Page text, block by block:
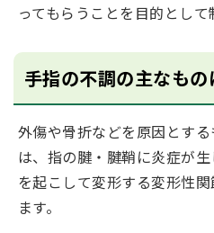
ってもらうことを目的として
手指の不調の主なもの
外傷や骨折などを原因とす
は、指の腱・腱鞘に炎症が
を起こして変形する変形性
ます。